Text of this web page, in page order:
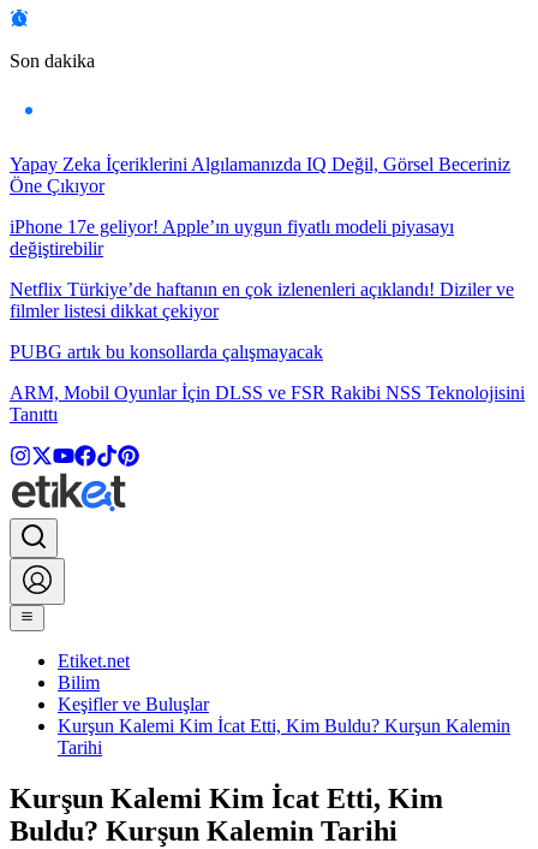
Son dakika
Yapay Zeka İçeriklerini Algılamanızda IQ Değil, Görsel Beceriniz
Öne Çıkıyor
iPhone 17e geliyor! Apple’ın uygun fiyatlı modeli piyasayı
değiştirebilir
Netflix Türkiye’de haftanın en çok izlenenleri açıklandı! Diziler ve
filmler listesi dikkat çekiyor
PUBG artık bu konsollarda çalışmayacak
ARM, Mobil Oyunlar İçin DLSS ve FSR Rakibi NSS Teknolojisini
Tanıttı
Etiket.net
Bilim
Keşifler ve Buluşlar
Kurşun Kalemi Kim İcat Etti, Kim Buldu? Kurşun Kalemin
Tarihi
Kurşun Kalemi Kim İcat Etti, Kim
Buldu? Kurşun Kalemin Tarihi